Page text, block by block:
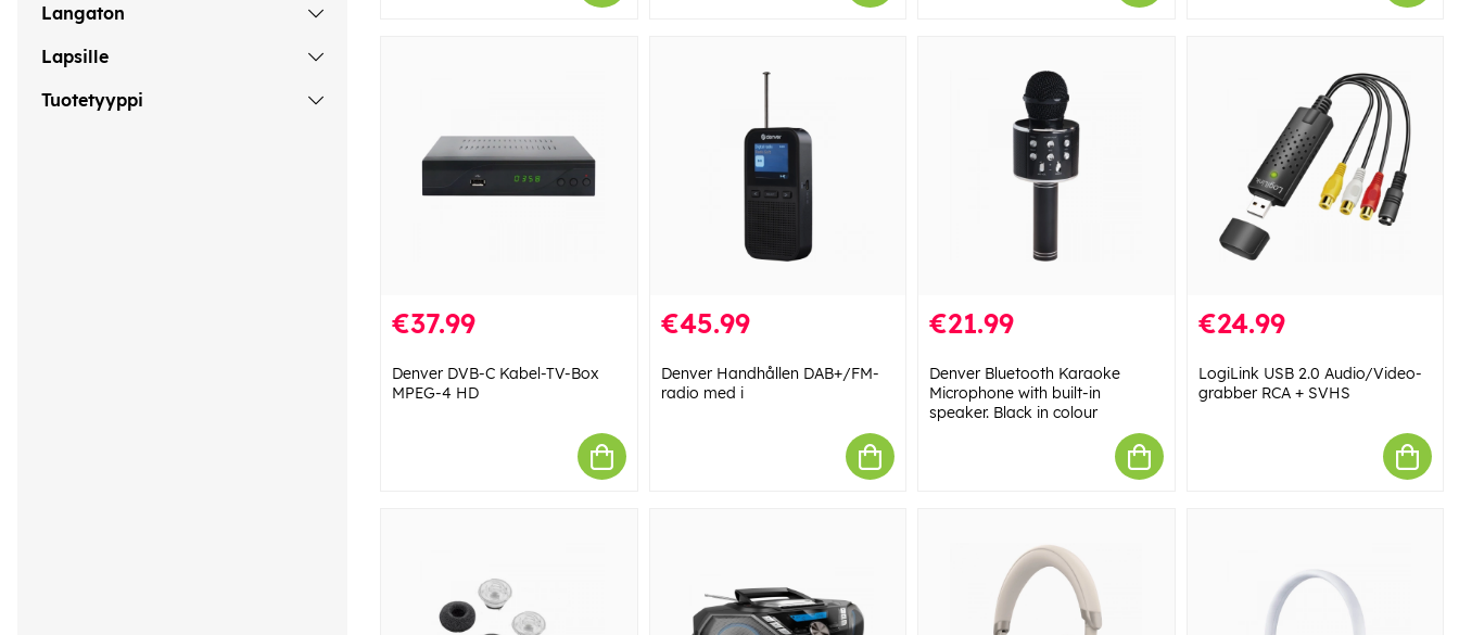
Langaton
Lapsille
Tuotetyyppi
€37.99
Denver DVB-C Kabel-TV-Box
MPEG-4 HD
€45.99
Denver Handhållen DAB+/FM-
radio med i
€21.99
Denver Bluetooth Karaoke
Microphone with built-in
speaker. Black in colour
€24.99
LogiLink USB 2.0 Audio/Video-
grabber RCA + SVHS